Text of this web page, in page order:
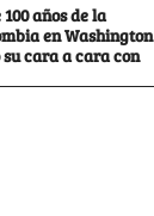
años de la
en Washington
cara a cara con